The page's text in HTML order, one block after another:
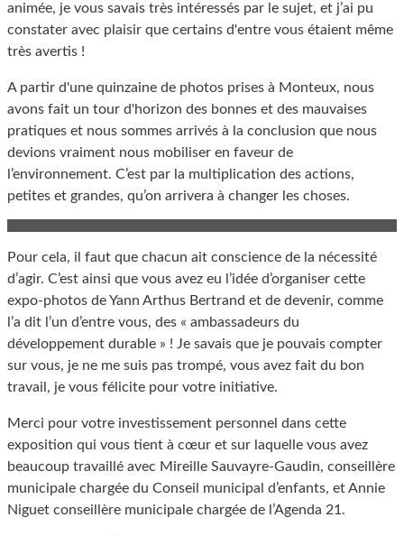
animée, je vous savais très intéressés par le sujet, et j’ai pu
constater avec plaisir que certains d'entre vous étaient même
très avertis !
A partir d'une quinzaine de photos prises à Monteux, nous
avons fait un tour d'horizon des bonnes et des mauvaises
pratiques et nous sommes arrivés à la conclusion que nous
devions vraiment nous mobiliser en faveur de
l’environnement. C’est par la multiplication des actions,
petites et grandes, qu’on arrivera à changer les choses.
Pour cela, il faut que chacun ait conscience de la nécessité
d’agir. C’est ainsi que vous avez eu l’idée d’organiser cette
expo-photos de Yann Arthus Bertrand et de devenir, comme
l’a dit l’un d’entre vous, des « ambassadeurs du
développement durable » ! Je savais que je pouvais compter
sur vous, je ne me suis pas trompé, vous avez fait du bon
travail, je vous félicite pour votre initiative.
Merci pour votre investissement personnel dans cette
exposition qui vous tient à cœur et sur laquelle vous avez
beaucoup travaillé avec Mireille Sauvayre-Gaudin, conseillère
municipale chargée du Conseil municipal d’enfants, et Annie
Niguet conseillère municipale chargée de l’Agenda 21.